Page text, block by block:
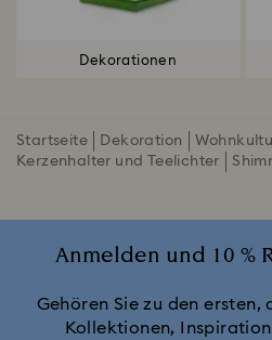
Dekorationen
Startseite Dekoration
Kerzenhalter und Teelichter
Anmelden und 10 %
Gehören Sie zu den ersten,
Kollektionen,